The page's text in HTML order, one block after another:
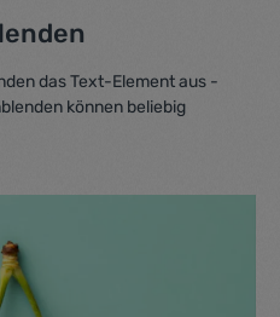
das Text-Element aus -
können beliebig